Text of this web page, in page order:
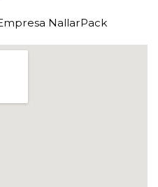
NallarPack